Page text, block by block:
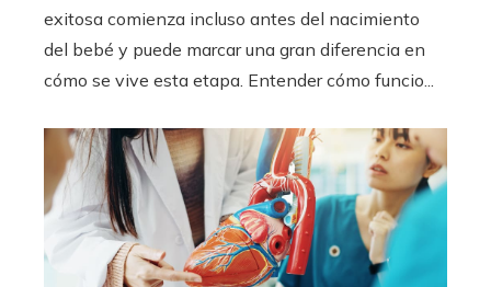
exitosa comienza incluso antes del nacimiento
del bebé y puede marcar una gran diferencia en
cómo se vive esta etapa. Entender cómo funcio...